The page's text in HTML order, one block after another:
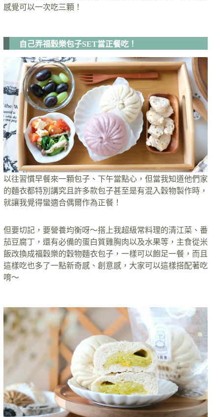
感覺可以一次吃三顆！
自己弄福穀樂包子SET當正餐吃！
以往習慣早餐來一顆包子、下午當點心，但當我知道他們家
的麵衣都特別講究且許多款包子甚至是有混入穀物製作時，
就讓我覺得蠻適合偶爾作為正餐！
但要切記，要營養均衡呀～搭上我超級常料理的清江菜、番
茄豆腐丁，還有必備的蛋白質雞胸肉以及水果等，主食從米
飯改換成福穀樂的穀物麵衣包子，一樣可以飽足一餐，而且
這樣吃也多了一點新奇感、創意感，大家可以這樣搭配著吃
唷～